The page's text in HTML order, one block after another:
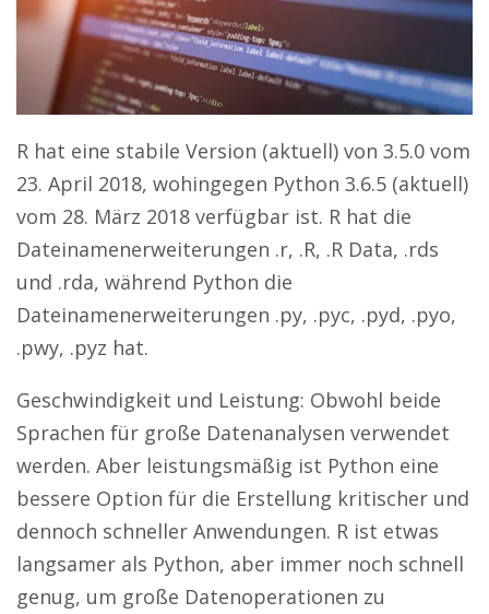
R hat eine stabile Version (aktuell) von 3.5.0 vom
23. April 2018, wohingegen Python 3.6.5 (aktuell)
vom 28. März 2018 verfügbar ist. R hat die
Dateinamenerweiterungen .r, .R, .R Data, .rds
und .rda, während Python die
Dateinamenerweiterungen .py, .pyc, .pyd, .pyo,
.pwy, .pyz hat.
Geschwindigkeit und Leistung: Obwohl beide
Sprachen für große Datenanalysen verwendet
werden. Aber leistungsmäßig ist Python eine
bessere Option für die Erstellung kritischer und
dennoch schneller Anwendungen. R ist etwas
langsamer als Python, aber immer noch schnell
genug, um große Datenoperationen zu